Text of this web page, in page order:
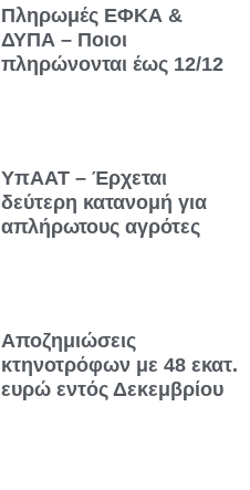
Πληρωμές ΕΦΚΑ &
ΔΥΠΑ – Ποιοι
πληρώνονται έως 12/12
ΥπΑΑΤ – Έρχεται
δεύτερη κατανομή για
απλήρωτους αγρότες
Αποζημιώσεις
κτηνοτρόφων με 48 εκατ.
ευρώ εντός Δεκεμβρίου